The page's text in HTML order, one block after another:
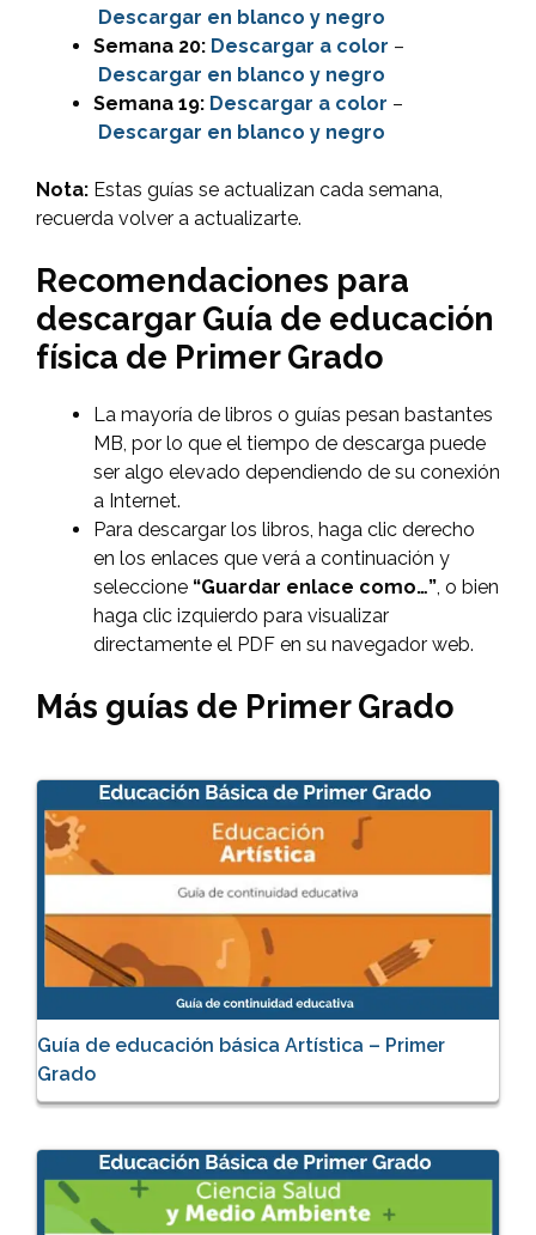
Descargar en blanco y negro
Semana 20: Descargar a color –
Descargar en blanco y negro
Semana 19: Descargar a color –
Descargar en blanco y negro
Nota: Estas guías se actualizan cada semana,
recuerda volver a actualizarte.
Recomendaciones para
descargar Guía de educación
física de Primer Grado
La mayoría de libros o guías pesan bastantes
MB, por lo que el tiempo de descarga puede
ser algo elevado dependiendo de su conexión
a Internet.
Para descargar los libros, haga clic derecho
en los enlaces que verá a continuación y
seleccione “Guardar enlace como…”, o bien
haga clic izquierdo para visualizar
directamente el PDF en su navegador web.
Más guías de Primer Grado
Guía de educación básica Artística – Primer
Grado